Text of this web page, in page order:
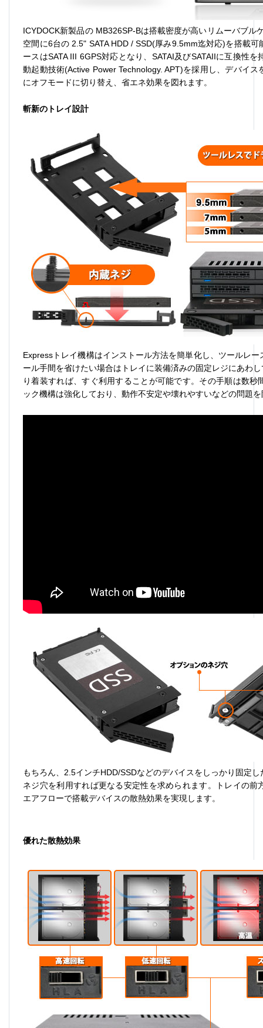
ICYDOCK新製品のMB326SP-Bは搭載密度が高いリムーバブル
空間に6台の 2.5" SATA HDD / SSD(厚み9.5mm迄対応)を搭載可
ースはSATA III 6GPS対応となり、 SATAI及びSATAIIに互換性を
動起動技術(Active Power Technology. APT)を採用し、デバイス
にオフモードに切り替え、省エネ効果を図れます。
斬新のトレイ設計
Express トレイ機構はインストール方法を簡単化し、ツールレ
ール手間を省けたい場合はトレイに装備済みの固定レジにあわし
り着装すれば、すぐ利用することが可能です。その手順は数秒
ック機構は強化しており、動作不安定や壊れやすいなどの問題
もちろん、 2.5インチHDD/SSDなどのデバイスをしっかり固定
ネジ穴を利用すれば更なる安定性を求められます。トレイの前
エアフローで搭載デバイスの散熱効果を実現します。
優れた散熱効果